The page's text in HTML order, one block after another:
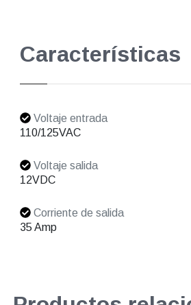
Características
Voltaje entrada
110/125VAC
Voltaje salida
12VDC
Corriente de salida
35 Amp